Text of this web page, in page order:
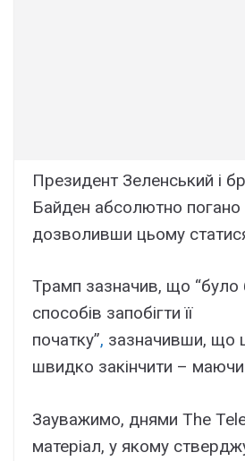
Президент Зеленський і
Байден абсолютно погано
дозволивши цьому
Трамп зазначив, що “було
способів запобігти її
початку”, зазначивши, що
швидко закінчити – маючи
Зауважимо, днями The
матеріал, у якому